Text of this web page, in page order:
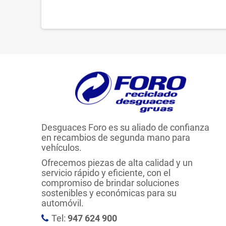
Desguaces Foro es su aliado de confianza
en recambios de segunda mano para
vehículos.
Ofrecemos piezas de alta calidad y un
servicio rápido y eficiente, con el
compromiso de brindar soluciones
sostenibles y económicas para su
automóvil.
Tel: 947 624 900